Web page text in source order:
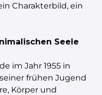
Charakterbild, ein
Seele
im Jahr 1955 in
frühen Jugend
Körper und